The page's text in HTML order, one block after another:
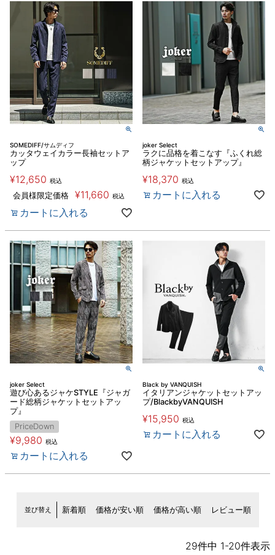
SOMEDIFF/サムディフ
カッタウェイカラー長袖セットア
ップ
¥12,650 税込
会員様限定価格 ¥11,660 税込
カートに入れる
joker Select
ラクに品格を着こなす『ふくれ総
柄ジャケットセットアップ』
¥18,370 税込
カートに入れる
joker Select
遊び心あるジャケSTYLE『ジャガ
ード総柄ジャケットセットアッ
プ』
PriceDown
¥9,980 税込
カートに入れる
Black by VANQUISH
イタリアンジャケットセットアッ
プ/BlackbyVANQUISH
¥15,950 税込
カートに入れる
並び替え 新着順 価格が安い順 価格が高い順 レビュー順
29件中 1-20件表示